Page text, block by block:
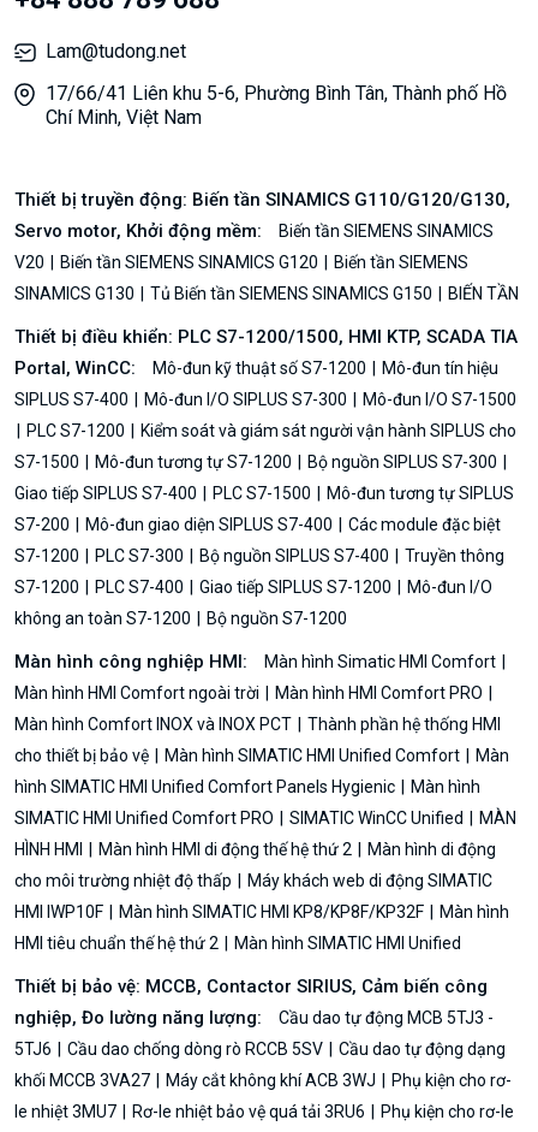
Lam@tudong.net
17/66/41 Liên khu 5-6, Phường Bình Tân, Thành phố Hồ
Chí Minh, Việt Nam
Thiết bị truyền động: Biến tần SINAMICS G110/G120/G130,
Servo motor, Khởi động mềm:
Biến tần SIEMENS SINAMICS
V20
Biến tần SIEMENS SINAMICS G120
Biến tần SIEMENS
SINAMICS G130
Tủ Biến tần SIEMENS SINAMICS G150 BIẾN TẦN
Thiết bị điều khiển: PLC S7-1200/1500, HMI KTP, SCADA TIA
Portal, WinCC:
Mô-đun kỹ thuật số S7-1200
Mô-đun tín hiệu
SIPLUS S7-400
Mô-đun I/O SIPLUS S7-300
Mô-đun I/O S7-1500
PLC S7-1200
Kiểm soát và giám sát người vận hành SIPLUS cho
S7-1500
Mô-đun tương tự S7-1200
Bộ nguồn SIPLUS S7-300
Giao tiếp SIPLUS S7-400
PLC S7-1500
Mô-đun tương tự SIPLUS
S7-200
Mô-đun giao diện SIPLUS S7-400
Các module đặc biệt
S7-1200
PLC S7-300 Bộ nguồn SIPLUS S7-400
Truyền thông
S7-1200
PLC S7-400 Giao tiếp SIPLUS S7-1200
Mô-đun I/O
không an toàn S7-1200
Bộ nguồn S7-1200
Màn hình công nghiệp HMI:
Màn hình Simatic HMI Comfort
Màn hình HMI Comfort ngoài trời
Màn hình HMI Comfort PRO
Màn hình Comfort INOX và INOX PCT
Thành phần hệ thống HMI
cho thiết bị bảo vệ
Màn hình SIMATIC HMI Unified Comfort
Màn
hình SIMATIC HMI Unified Comfort Panels Hygienic
Màn hình
SIMATIC HMI Unified Comfort PRO
SIMATIC WinCC Unified
MÀN
HÌNH HMI
Màn hình HMI di động thế hệ thứ 2
Màn hình di động
cho môi trường nhiệt độ thấp
Máy khách web di động SIMATIC
HMI IWP10F
Màn hình SIMATIC HMI KP8/KP8F/KP32F
Màn hình
HMI tiêu chuẩn thế hệ thứ 2
Màn hình SIMATIC HMI Unified
Thiết bị bảo vệ: MCCB, Contactor SIRIUS, Cảm biến công
nghiệp, Đo lường năng lượng:
Cầu dao tự động MCB 5TJ3 -
5TJ6
Cầu dao chống dòng rò RCCB 5SV
Cầu dao tự động dạng
khối MCCB 3VA27
Máy cắt không khí ACB 3WJ
Phụ kiện cho rơ-
le nhiệt 3MU7
Rơ-le nhiệt bảo vệ quá tải 3RU6
Phụ kiện cho rơ-le